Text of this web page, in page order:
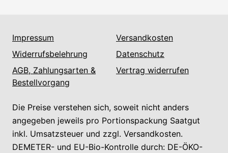
Impressum
Versandkosten
Widerrufsbelehrung
Datenschutz
AGB, Zahlungsarten &
Bestellvorgang
Vertrag widerrufen
Die Preise verstehen sich, soweit nicht anders
angegeben jeweils pro Portionspackung Saatgut
inkl. Umsatzsteuer und zzgl. Versandkosten.
DEMETER- und EU-Bio-Kontrolle durch: DE-ÖKO-